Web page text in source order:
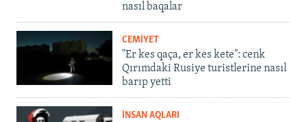
nasıl baqalar
CEMİYET
"Er kes qaça, er kes kete": cenk
Qırımdaki Rusiye turistlerine nasıl
barıp yetti
İNSAN AQLARI